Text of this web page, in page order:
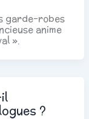
garde-robes
anime
».
?